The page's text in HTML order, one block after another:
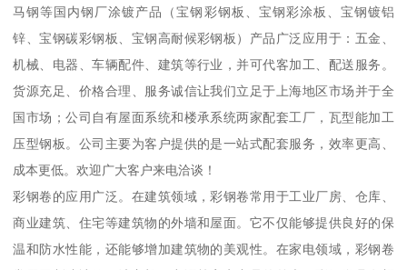
马钢等国内钢厂涂镀产品（宝钢彩钢板、宝钢彩涂板、宝钢镀铝
锌、宝钢碳彩钢板、宝钢高耐候彩钢板）产品广泛应用于：五金、
机械、电器、车辆配件、建筑等行业，并可代客加工、配送服务。
货源充足、价格合理、服务诚信让我们立足于上海地区市场并于全
国市场；公司自有屋面系统和楼承系统两家配套工厂，瓦型能加工
压型钢板。公司主要为客户提供的是一站式配套服务，效率更高、
成本更低。欢迎广大客户来电洽谈！
彩钢卷的应用广泛。在建筑领域，彩钢卷常用于工业厂房、仓库、
商业建筑、住宅等建筑物的外墙和屋面。它不仅能够提供良好的保
温和防水性能，还能够增加建筑物的美观性。在家电领域，彩钢卷